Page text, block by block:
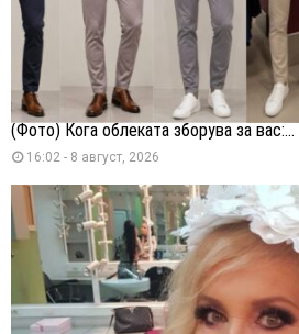
(Фото) Кога облеката зборува за вас:...
16:02 - 8 август, 2026